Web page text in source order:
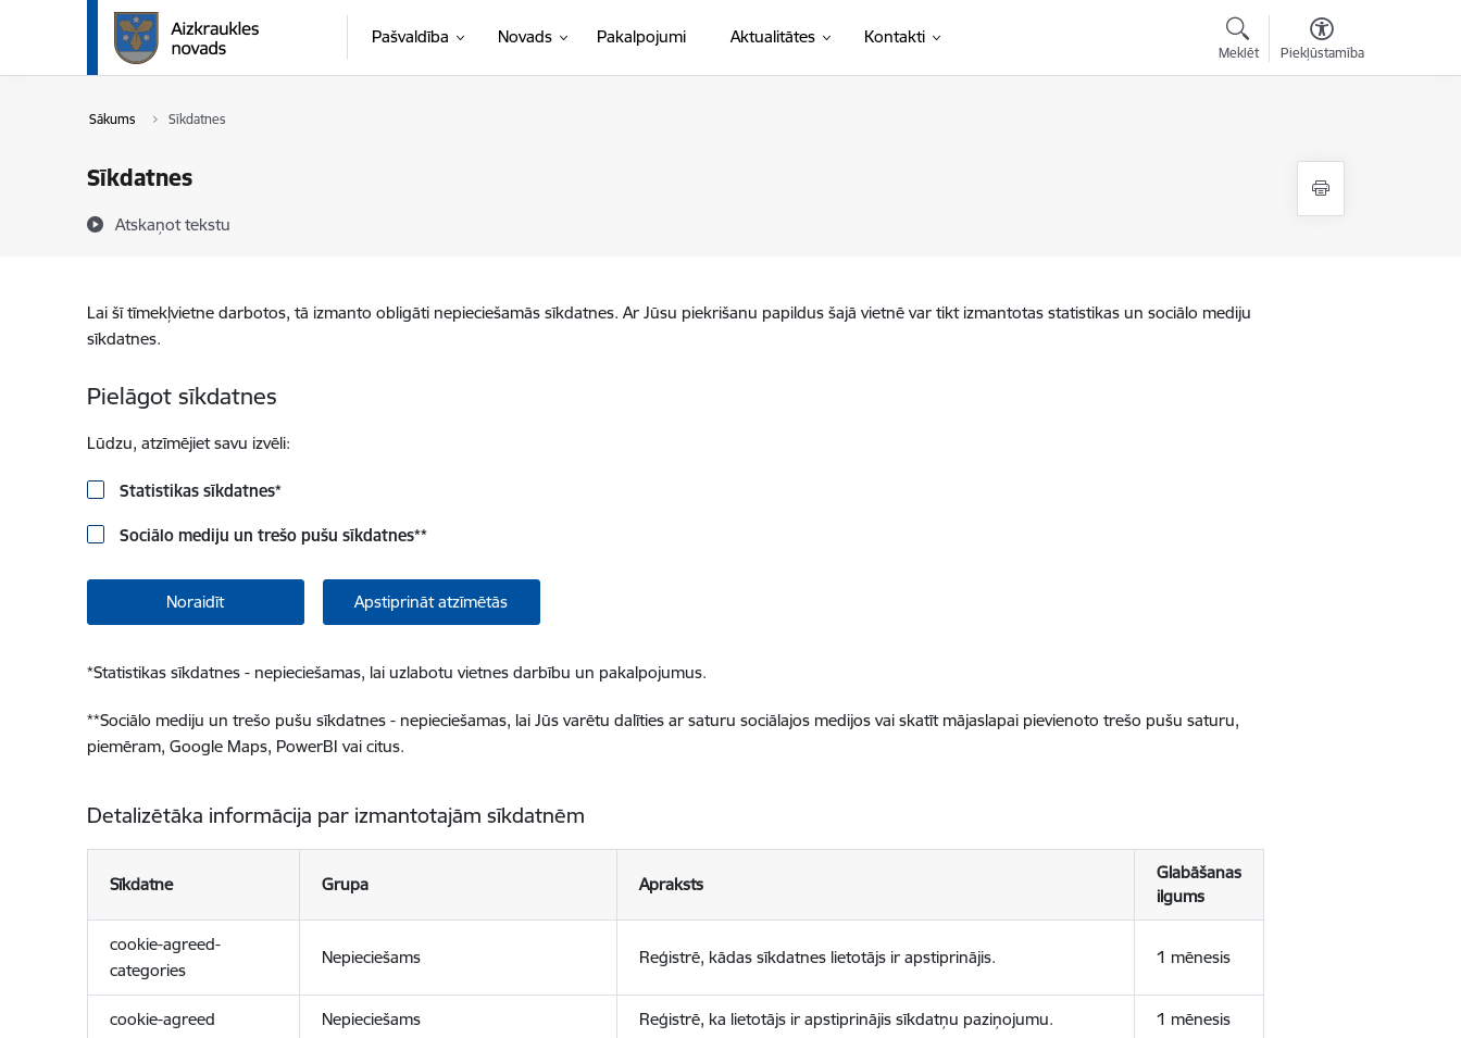
Pāriet uz lapas saturu
Pašvaldība Novads Pakalpojumi Aktualitātes Kontakti
Meklēt Piekļūstamība
Sākums Sīkdatnes
Sīkdatnes
Atskaņot tekstu
Lai šī tīmekļvietne darbotos, tā izmanto obligāti nepieciešamās sīkdatnes. Ar Jūsu piekrišanu papildus šajā vietnē var tikt izmantotas statistikas un sociālo mediju
sīkdatnes.
Pielāgot sīkdatnes
Lūdzu, atzīmējiet savu izvēli:
Statistikas sīkdatnes*
Sociālo mediju un trešo pušu sīkdatnes**
Noraidīt Apstiprināt atzīmētās
*Statistikas sīkdatnes - nepieciešamas, lai uzlabotu vietnes darbību un pakalpojumus.
**Sociālo mediju un trešo pušu sīkdatnes - nepieciešamas, lai Jūs varētu dalīties ar saturu sociālajos medijos vai skatīt mājaslapai pievienoto trešo pušu saturu,
piemēram, Google Maps, PowerBI vai citus.
Detalizētāka informācija par izmantotajām sīkdatnēm
Sīkdatne Grupa Apraksts
Glabāšanas
ilgums
cookie-agreed-
categories
Nepieciešams Reģistrē, kādas sīkdatnes lietotājs ir apstiprinājis. 1 mēnesis
cookie-agreed Nepieciešams Reģistrē, ka lietotājs ir apstiprinājis sīkdatņu paziņojumu. 1 mēnesis